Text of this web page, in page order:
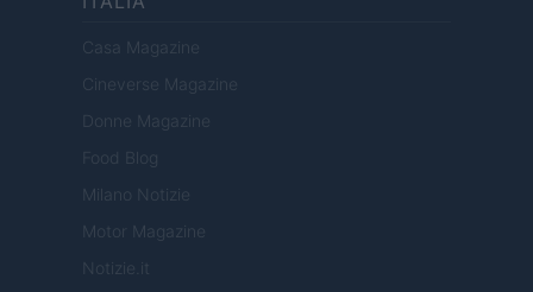
Casa Magazine
Cineverse Magazine
Donne Magazine
Food Blog
Milano Notizie
Motor Magazine
Notizie.it